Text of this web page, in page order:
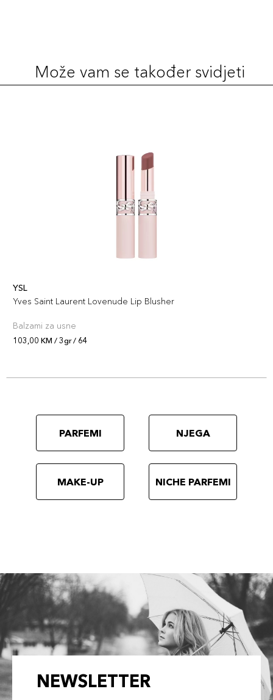
Može vam se također svidjeti
YSL
Yves Saint Laurent Lovenude Lip Blusher
Balzami za usne
103,00 KM / 3gr / 64
PARFEMI NJEGA
MAKE-UP NICHE PARFEMI
NEWSLETTER